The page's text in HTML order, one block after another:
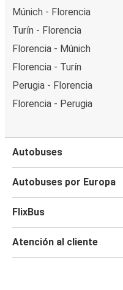
Múnich - Florencia
Turín - Florencia
Florencia - Múnich
Florencia - Turín
Perugia - Florencia
Florencia - Perugia
Autobuses
Autobuses por Europa
FlixBus
Atención al cliente